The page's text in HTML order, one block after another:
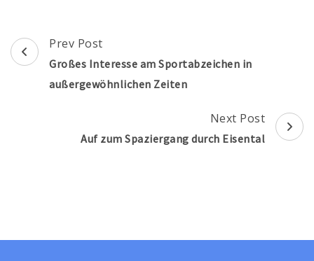
Post
Navigation
Prev Post
Großes Interesse am Sportabzeichen in
außergewöhnlichen Zeiten
Next Post
Auf zum Spaziergang durch Eisental